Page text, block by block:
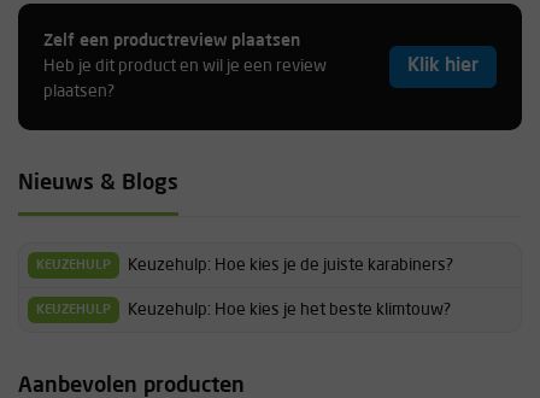
Zelf een productreview plaatsen
Heb je dit product en wil je een review
plaatsen?
Klik hier
Nieuws & Blogs
KEUZEHULP Keuzehulp: Hoe kies je de juiste karabiners?
KEUZEHULP Keuzehulp: Hoe kies je het beste klimtouw?
Aanbevolen producten